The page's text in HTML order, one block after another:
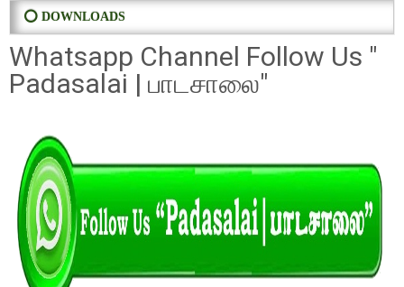
⭕ DOWNLOADS
Whatsapp Channel Follow Us "
Padasalai | பாடசாலை"